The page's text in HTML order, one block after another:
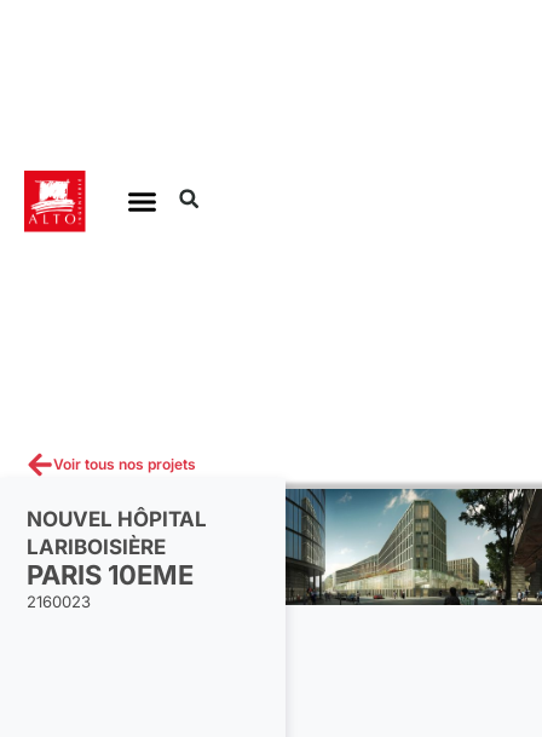
Voir tous nos projets
NOUVEL HÔPITAL
LARIBOISIÈRE
PARIS 10EME
2160023